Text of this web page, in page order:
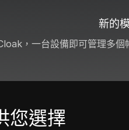
新的
，一台設備即可管理多個
您選擇